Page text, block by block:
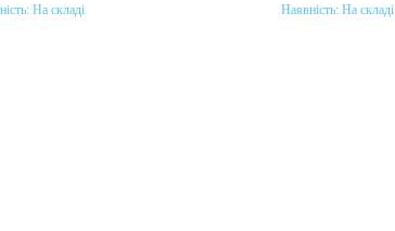
КупитиНа складі Купити
Наявність: На складі